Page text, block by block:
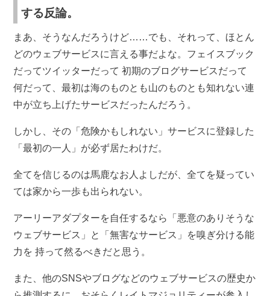
する反論。
まあ、そうなんだろうけど……でも、それって、ほとん
どのウェブサービスに言える事だよな。フェイスブック
だってツイッターだって 初期のブログサービスだって
何だって、最初は海のものとも山のものとも知れない連
中が立ち上げたサービスだったんだろう。
しかし、その「危険かもしれない」サービスに登録した
「最初の一人」が必ず居たわけだ。
全てを信じるのは馬鹿なお人よしだが、全てを疑ってい
ては家から一歩も出られない。
アーリーアダプターを自任するなら「悪意のありそうな
ウェブサービス」と「無害なサービス」を嗅ぎ分ける能
力を 持って然るべきだと思う。
また、他のSNSやブログなどのウェブサービスの歴史か